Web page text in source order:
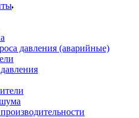
давления (аварийные)